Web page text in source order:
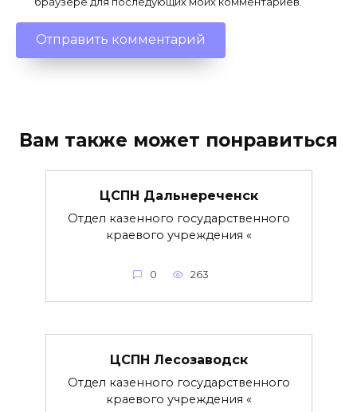
Вам также может понравиться
ЦСПН Дальнереченск
Отдел казенного государственного
краевого учреждения «
0 263
ЦСПН Лесозаводск
Отдел казенного государственного
краевого учреждения «